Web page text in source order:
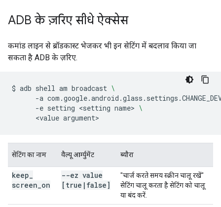
ADB के ज़रिए सीधे ऐक्सेस
कमांड लाइन से ब्रॉडकास्ट भेजकर भी इन सेटिंग में बदलाव किया जा
सकता है ADB के ज़रिए.
$ adb shell am broadcast \
-a
-e setting <setting name> \
<value
सेटिंग का नाम वैल्यू आर्ग्युमेंट ब्यौरा
keep
screen on
--ez value
[true | false]
"चार्ज करते समय स्क्रीन चालू रखें"
सेटिंग चालू करता है सेटिंग को चालू
या बंद करें.